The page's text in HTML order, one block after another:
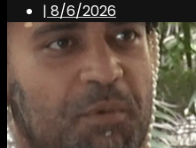
| 8/6/2026